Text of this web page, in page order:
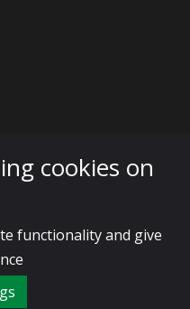
Andrews is a
No: SC013532
cookies on
functionality and give